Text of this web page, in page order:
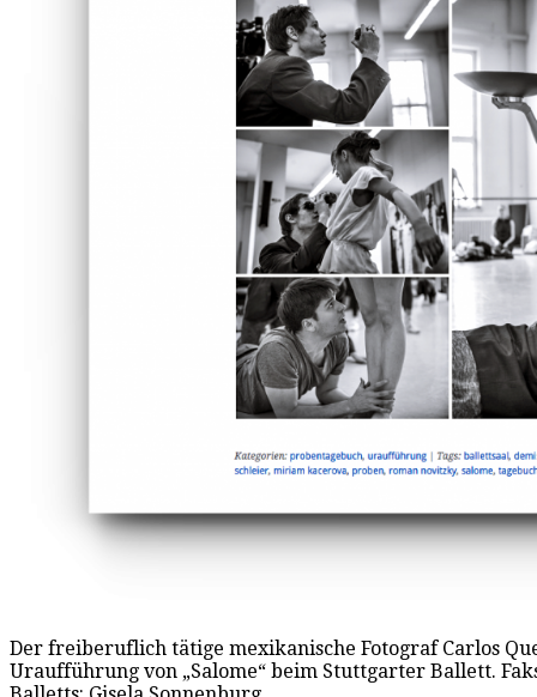
Der freiberuflich tätige mexikanische Fotograf Carlos
Uraufführung von „Salome“ beim Stuttgarter Ballett.